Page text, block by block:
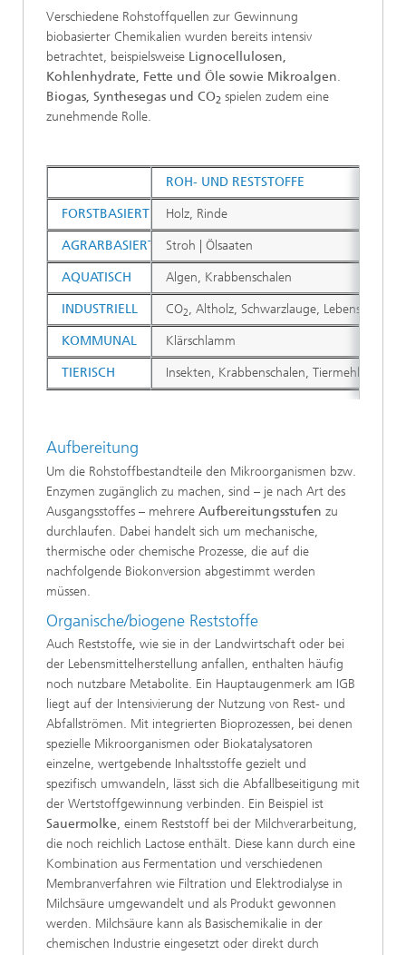
Verschiedene Rohstoffquellen zur Gewinnung
biobasierter Chemikalien wurden bereits intensiv
betrachtet, beispielsweise Lignocellulosen,
Kohlenhydrate, Fette und Öle sowie Mikroalgen.
Biogas, Synthesegas und CO2 spielen zudem eine
zunehmende Rolle.
ROH- UND RESTSTOFFE
Holz, Rinde
Stroh | Ölsaaten
Algen, Krabbenschalen
CO2, Altholz, Schwarzlauge,
Klärschlamm
Insekten, Krabbenschalen, Tiermehl
FORSTBASIERT
AGRARBASIERT
AQUATISCH
INDUSTRIELL
KOMMUNAL
TIERISCH
Aufbereitung
Um die Rohstoffbestandteile den Mikroorganismen bzw.
Enzymen zugänglich zu machen, sind – je nach Art des
Ausgangsstoffes – mehrere Aufbereitungsstufen zu
durchlaufen. Dabei handelt sich um mechanische,
thermische oder chemische Prozesse, die auf die
nachfolgende Biokonversion abgestimmt werden
müssen.
Organische/biogene Reststoffe
Auch Reststoffe, wie sie in der Landwirtschaft oder bei
der Lebensmittelherstellung anfallen, enthalten häufig
noch nutzbare Metabolite. Ein Hauptaugenmerk am IGB
liegt auf der Intensivierung der Nutzung von Rest- und
Abfallströmen. Mit integrierten Bioprozessen, bei denen
spezielle Mikroorganismen oder Biokatalysatoren
einzelne, wertgebende Inhaltsstoffe gezielt und
spezifisch umwandeln, lässt sich die Abfallbeseitigung mit
der Wertstoffgewinnung verbinden. Ein Beispiel ist
Sauermolke, einem Reststoff bei der Milchverarbeitung,
die noch reichlich Lactose enthält. Diese kann durch eine
Kombination aus Fermentation und verschiedenen
Membranverfahren wie Filtration und Elektrodialyse in
Milchsäure umgewandelt und als Produkt gewonnen
werden. Milchsäure kann als Basischemikalie in der
chemischen Industrie eingesetzt oder direkt durch